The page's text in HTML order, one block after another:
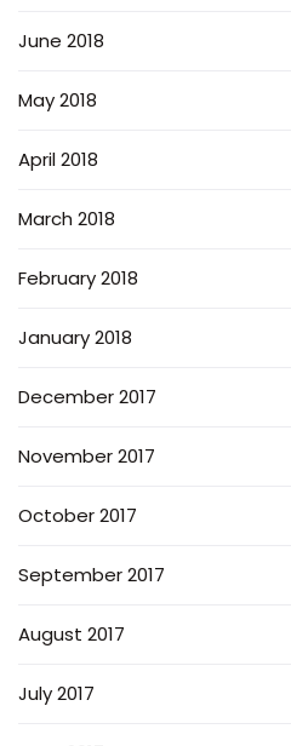
June 2018
May 2018
April 2018
March 2018
February 2018
January 2018
December 2017
November 2017
October 2017
September 2017
August 2017
July 2017